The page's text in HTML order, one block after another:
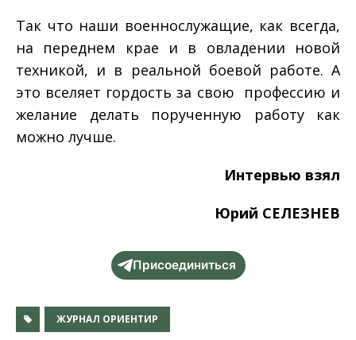
Так что наши военнослужащие, как всегда,
на переднем крае и в овладении новой
техникой, и в реальной боевой работе. А
это вселяет гордость за свою профессию и
желание делать порученную работу как
можно лучше.
Интервью взял
Юрий СЕЛЕЗНЕВ
Присоединиться
ЖУРНАЛ ОРИЕНТИР